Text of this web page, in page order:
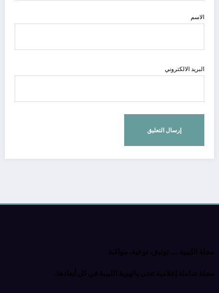
الاسم
البريد الالكتروني
مجلة الليبية …. توثيق، توعية، مواكبة
مجلة شاملة إعلامية تعنى بالهوية الليبية في كل أبعادها.